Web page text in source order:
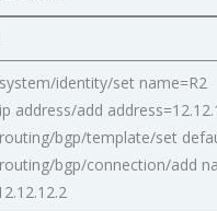
identity/set name=R2
address/add
bgp/template/set
bgp/connection/add